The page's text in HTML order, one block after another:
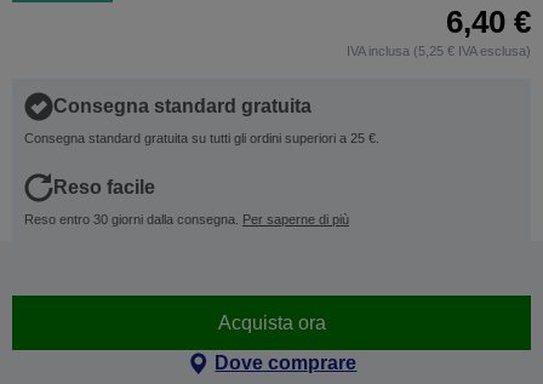
6,40 €
IVA inclusa (5,25 € IVA esclusa)
Consegna standard gratuita
Consegna standard gratuita su tutti gli ordini superiori a 25 €.
Reso facile
Reso entro 30 giorni dalla consegna. Per saperne di più
Acquista ora
Dove comprare